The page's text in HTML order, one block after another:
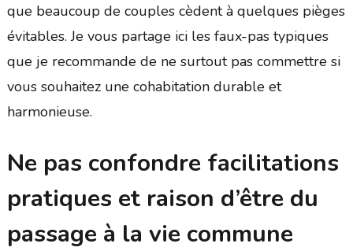
que beaucoup de couples cèdent à quelques pièges
évitables. Je vous partage ici les faux-pas typiques
que je recommande de ne surtout pas commettre si
vous souhaitez une cohabitation durable et
harmonieuse.
Ne pas confondre facilitations
pratiques et raison d’être du
passage à la vie commune